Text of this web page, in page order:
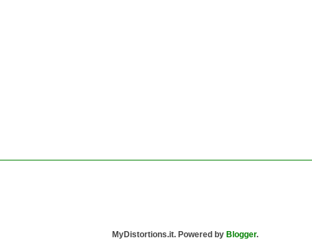
MyDistortions.it. Powered by Blogger.